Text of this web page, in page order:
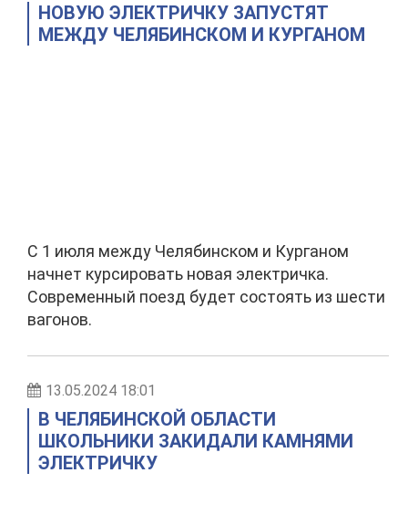
НОВУЮ ЭЛЕКТРИЧКУ ЗАПУСТЯТ
МЕЖДУ ЧЕЛЯБИНСКОМ И КУРГАНОМ
С 1 июля между Челябинском и Курганом
начнет курсировать новая электричка.
Современный поезд будет состоять из шести
вагонов.
13.05.2024 18:01
В ЧЕЛЯБИНСКОЙ ОБЛАСТИ
ШКОЛЬНИКИ ЗАКИДАЛИ КАМНЯМИ
ЭЛЕКТРИЧКУ